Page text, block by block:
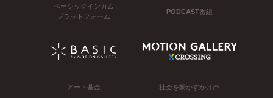
ベーシックインカム
プラットフォーム
PODCAST番組
アート基金 社会を動かすかけ声